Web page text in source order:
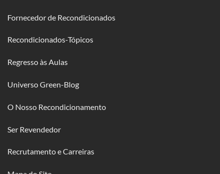
Fornecedor de Recondicionados
Recondicionados-Tópicos
Regresso às Aulas
Universo Green-Blog
O Nosso Recondicionamento
Ser Revendedor
Recrutamento e Carreiras